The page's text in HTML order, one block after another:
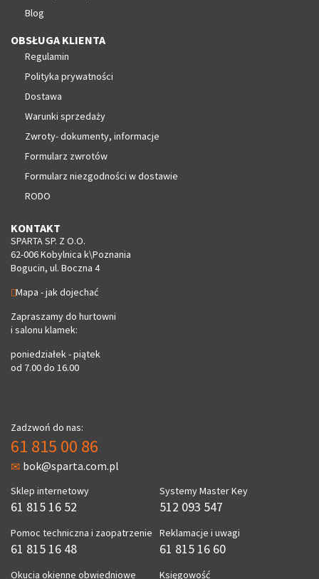
Blog
OBSŁUGA KLIENTA
Regulamin
Polityka prywatności
Dostawa
Warunki sprzedaży
Zwroty- dokumenty, informacje
Formularz zwrotów
Formularz niezgodności w dostawie
RODO
KONTAKT
SPARTA SP. Z O.O.
62-006 Kobylnica k\Poznania
Bogucin, ul. Boczna 4
Mapa - jak dojechać
Zapraszamy do hurtowni
i salonu klamek:
poniedziałek - piątek
od 7.00 do 16.00
Zadzwoń do nas:
61 815 00 86
bok@sparta.com.pl
Sklep internetowy
61 815 16 52
Pomoc techniczna i zaopatrzenie
61 815 16 48
Okucia okienne obwiedniowe
Systemy Master Key
512 093 547
Reklamacje i uwagi
61 815 16 60
Księgowość